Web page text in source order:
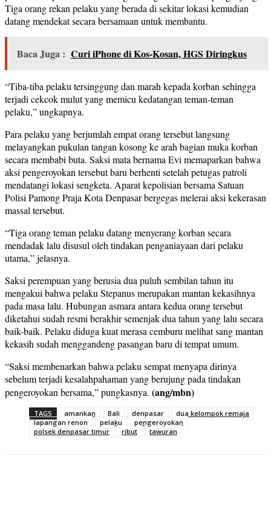
Tiga orang rekan pelaku yang berada di sekitar lokasi kemudian
datang mendekat secara bersamaan untuk membantu.
Baca Juga : Curi iPhone di Kos-Kosan, HGS Diringkus
“Tiba-tiba pelaku tersinggung dan marah kepada korban sehingga
terjadi cekcok mulut yang memicu kedatangan teman-teman
pelaku,” ungkapnya.
Para pelaku yang berjumlah empat orang tersebut langsung
melayangkan pukulan tangan kosong ke arah bagian muka korban
secara membabi buta. Saksi mata bernama Evi memaparkan bahwa
aksi pengeroyokan tersebut baru berhenti setelah petugas patroli
mendatangi lokasi sengketa. Aparat kepolisian bersama Satuan
Polisi Pamong Praja Kota Denpasar bergegas melerai aksi kekerasan
massal tersebut.
“Tiga orang teman pelaku datang menyerang korban secara
mendadak lalu disusul oleh tindakan penganiayaan dari pelaku
utama,” jelasnya.
Saksi perempuan yang berusia dua puluh sembilan tahun itu
mengakui bahwa pelaku Stepanus merupakan mantan kekasihnya
pada masa lalu. Hubungan asmara antara kedua orang tersebut
diketahui sudah resmi berakhir semenjak dua tahun yang lalu secara
baik-baik. Pelaku diduga kuat merasa cemburu melihat sang mantan
kekasih sudah menggandeng pasangan baru di tempat umum.
“Saksi membenarkan bahwa pelaku sempat menyapa dirinya
sebelum terjadi kesalahpahaman yang berujung pada tindakan
pengeroyokan bersama,” pungkasnya. (ang/mbn)
TAGS amankan Bali denpasar
dua kelompok remaja
lapangan renon
pelaku
pengeroyokan
polsek denpasar timur
ribut tawuran